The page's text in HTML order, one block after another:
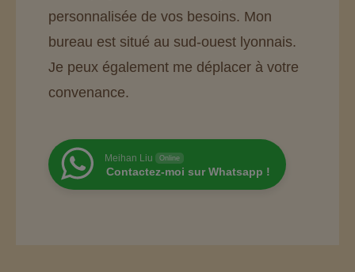
personnalisée de vos besoins. Mon
bureau est situé au sud-ouest lyonnais.
Je peux également me déplacer à votre
convenance.
Meihan Liu Online
Contactez-moi sur Whatsapp !